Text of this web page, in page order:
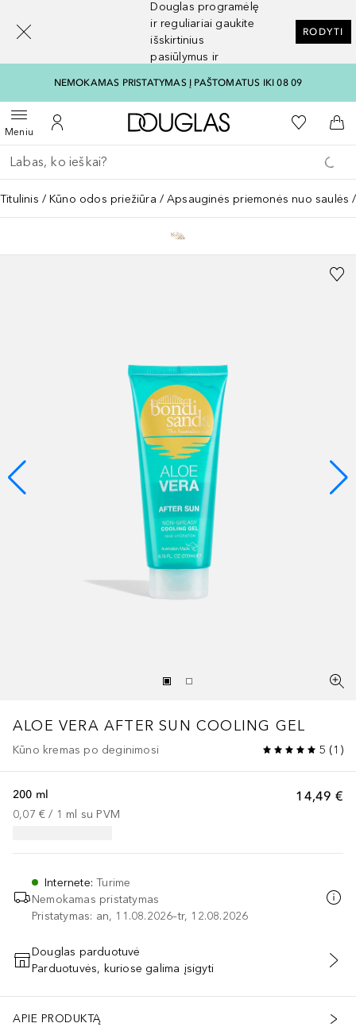
Douglas programėlę
ir reguliariai gaukite
išskirtinius
pasiūlymus ir
RODYTI
NEMOKAMAS PRISTATYMAS Į PAŠTOMATUS IKI 08 09
MeniuAtidaryti meniuĮ mano paskyrą
Į Douglas pagrindinį
Į mano
Į
Grįžk atgal
Vykdykite paiešką
Titulinis Kūno odos priežiūra Apsauginės priemonės nuo saulės
ALOE VERA AFTER SUN COOLING GEL
Kūno kremas po deginimosi 5 (1 )
14,49 €
200 ml
0,07 € / 1 ml su PVM
Internete:Turime
Nemokamas pristatymas
Pristatymas: an, 11.08.2026–tr, 12.08.2026
PRIDĖTI Į KREPŠELĮ
Douglas parduotuvė
Parduotuvės, kuriose galima įsigyti
APIE PRODUKTĄ
[navigation.slideout.screenreader]